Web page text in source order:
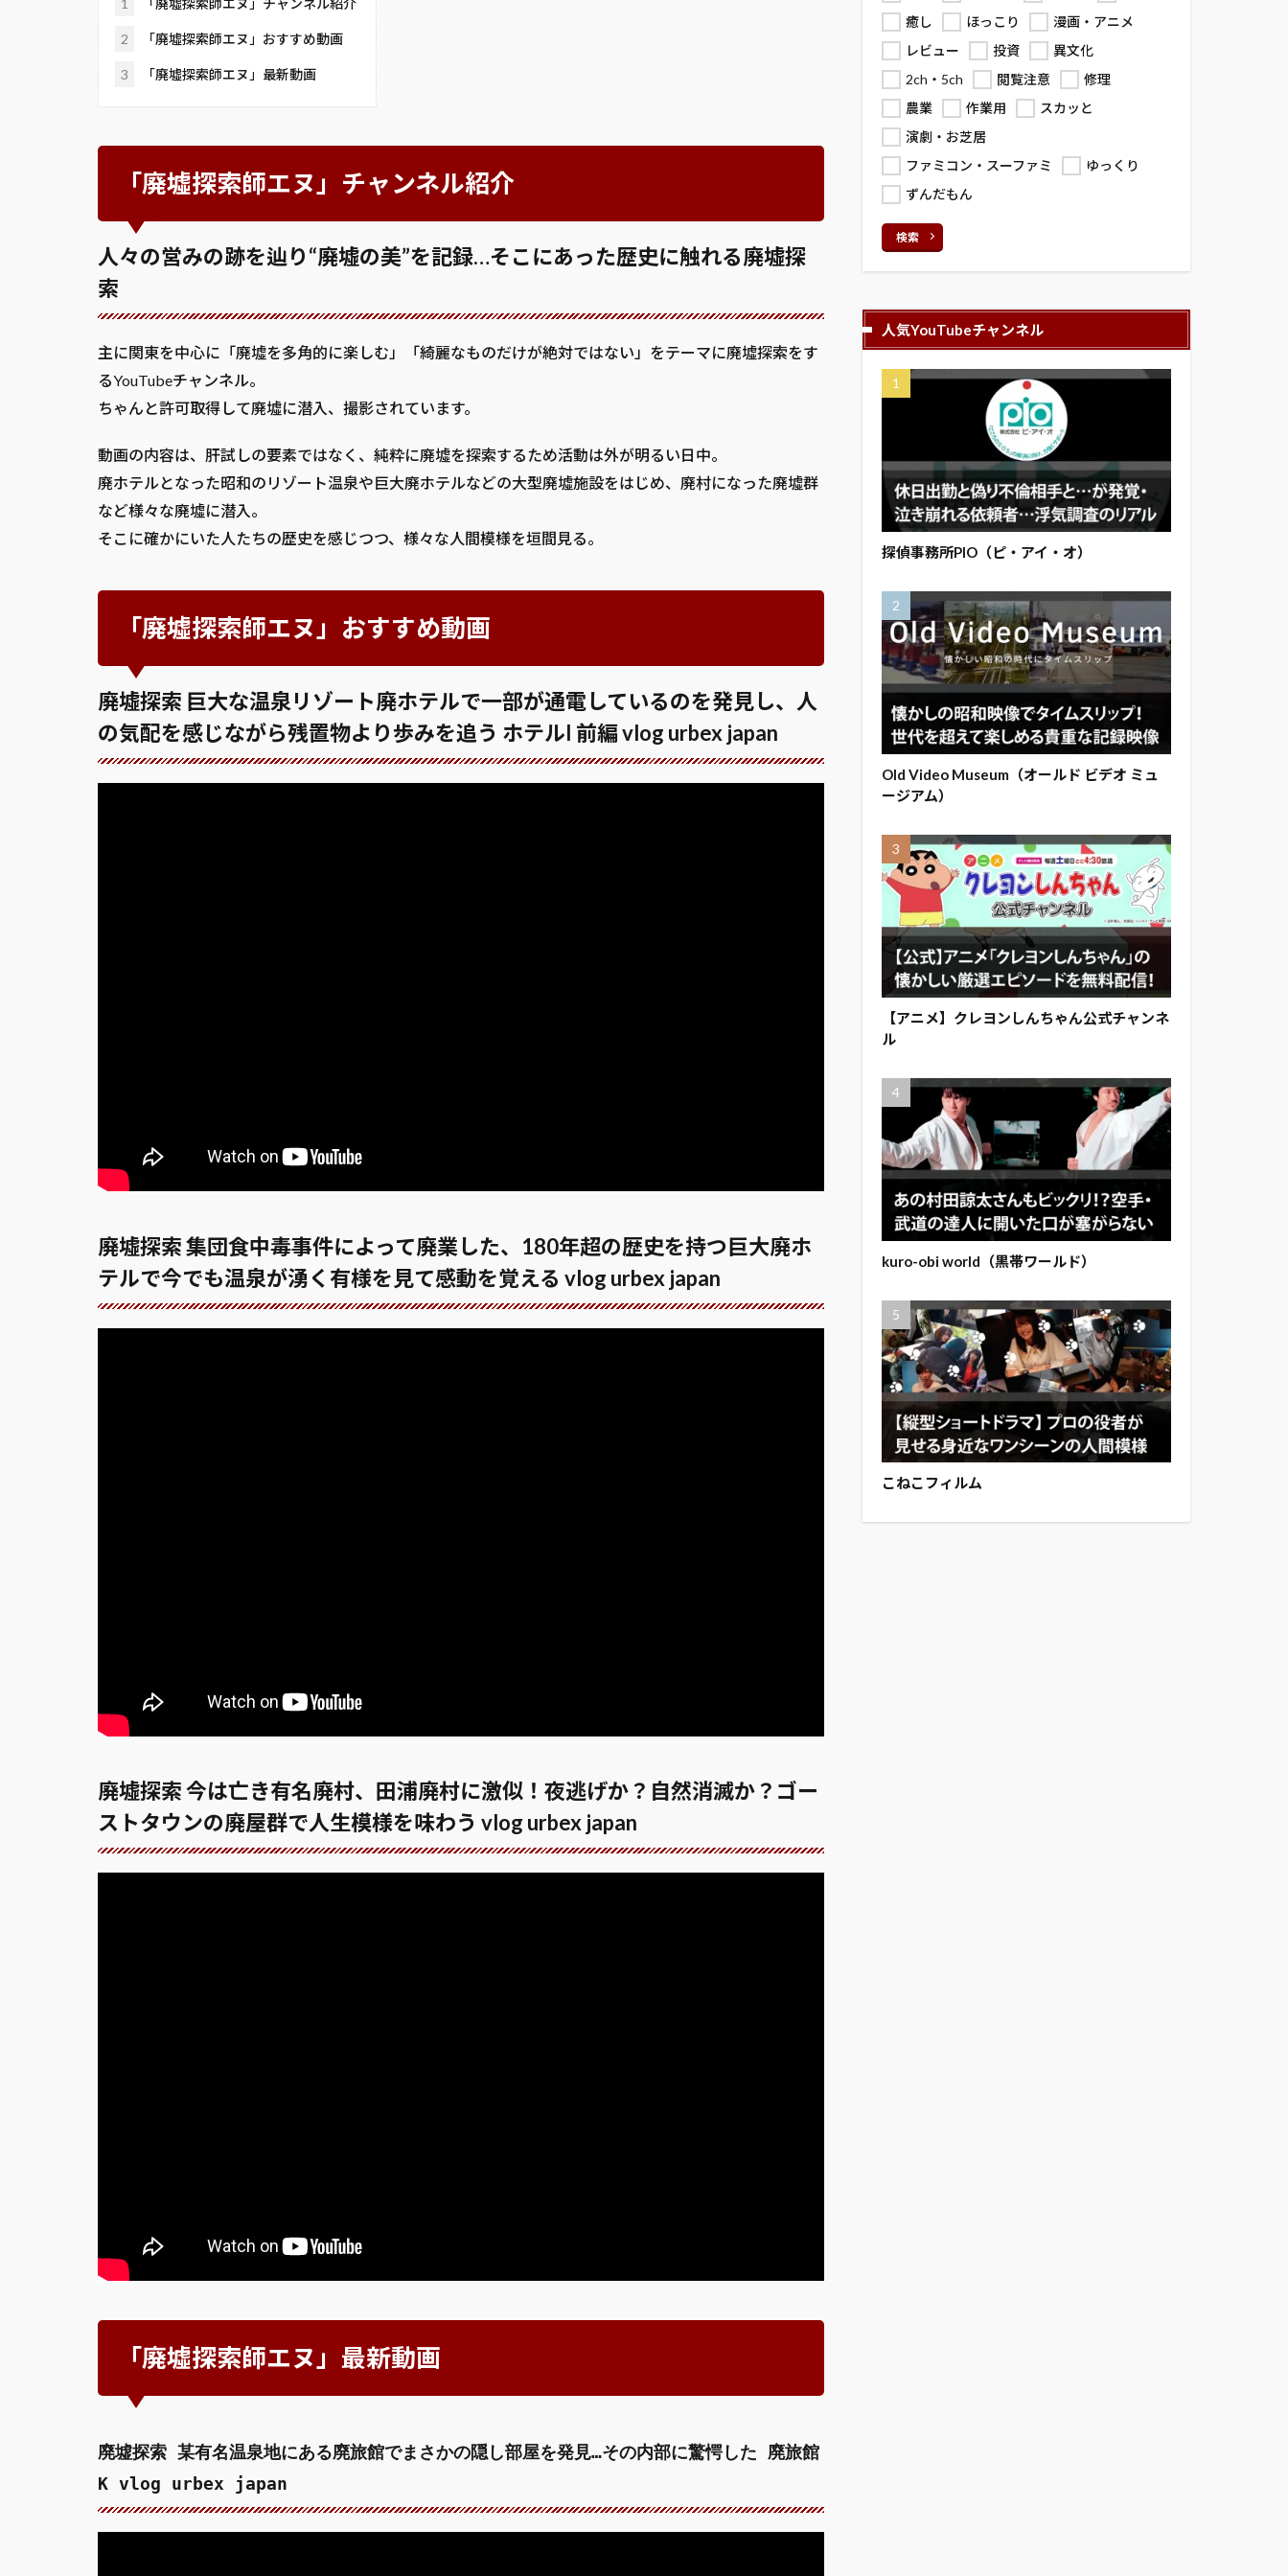
1 「廃墟探索師エヌ」チャンネル紹介
2 「廃墟探索師エヌ」おすすめ動画
3 「廃墟探索師エヌ」最新動画
「廃墟探索師エヌ」チャンネル紹介
人々の営みの跡を辿り“廃墟の美”を記録…そこにあった歴史に触れる廃墟探
索
主に関東を中心に「廃墟を多角的に楽しむ」「綺麗なものだけが絶対ではない」をテーマに廃墟探索をす
るYouTubeチャンネル。
ちゃんと許可取得して廃墟に潜入、撮影されています。
動画の内容は、肝試しの要素ではなく、純粋に廃墟を探索するため活動は外が明るい日中。
廃ホテルとなった昭和のリゾート温泉や巨大廃ホテルなどの大型廃墟施設をはじめ、廃村になった廃墟群
など様々な廃墟に潜入。
そこに確かにいた人たちの歴史を感じつつ、様々な人間模様を垣間見る。
「廃墟探索師エヌ」おすすめ動画
廃墟探索 巨大な温泉リゾート廃ホテルで一部が通電しているのを発見し、人
の気配を感じながら残置物より歩みを追う ホテルI 前編 vlog urbex japan
廃墟探索 集団食中毒事件によって廃業した、180年超の歴史を持つ巨大廃ホ
テルで今でも温泉が湧く有様を見て感動を覚える vlog urbex japan
廃墟探索 今は亡き有名廃村、田浦廃村に激似！夜逃げか？自然消滅か？ゴー
ストタウンの廃屋群で人生模様を味わう vlog urbex japan
「廃墟探索師エヌ」最新動画
廃墟探索 某有名温泉地にある廃旅館でまさかの隠し部屋を発見…その内部に驚愕した 廃旅館
K vlog urbex japan
癒し
ほっこり
漫画・アニメ
レビュー
投資
異文化
2ch・5ch
閲覧注意
修理
農業
作業用
スカッと
演劇・お芝居
ファミコン・スーファミ
ゆっくり
ずんだもん
検索
人気YouTubeチャンネル
探偵事務所PIO（ピ・アイ・オ）
Old Video Museum（オールド ビデオ ミュ
ージアム）
【アニメ】クレヨンしんちゃん公式チャンネ
ル
kuro-obi world（黒帯ワールド）
こねこフィルム